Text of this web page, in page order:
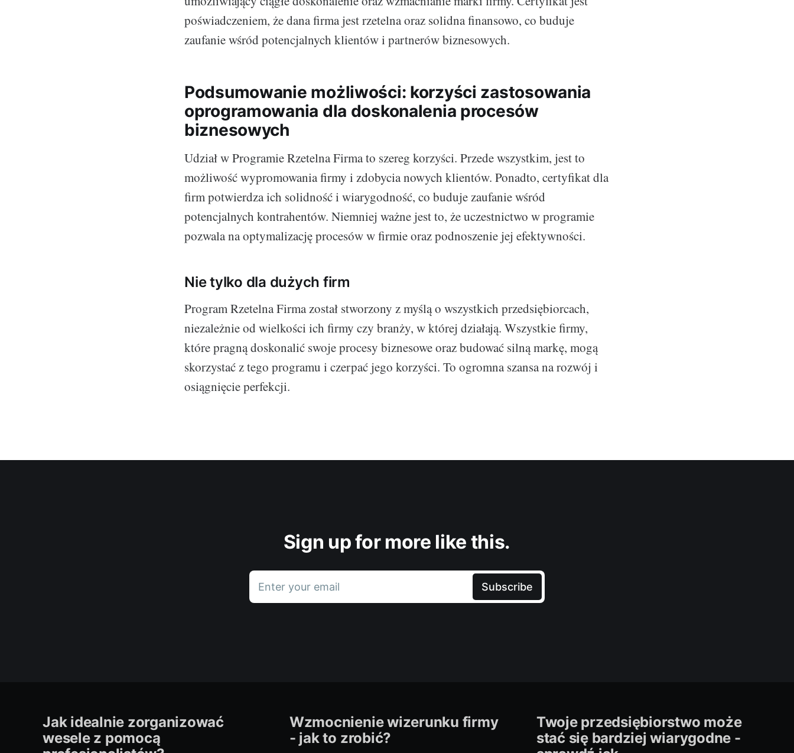
poświadczeniem, że dana firma jest rzetelna oraz solidna finansowo, co buduje
zaufanie wśród potencjalnych klientów i partnerów biznesowych.
Podsumowanie możliwości: korzyści zastosowania
oprogramowania dla doskonalenia procesów
biznesowych
Udział w Programie Rzetelna Firma to szereg korzyści. Przede wszystkim, jest to
możliwość wypromowania firmy i zdobycia nowych klientów. Ponadto, certyfikat dla
firm potwierdza ich solidność i wiarygodność, co buduje zaufanie wśród
potencjalnych kontrahentów. Niemniej ważne jest to, że uczestnictwo w programie
pozwala na optymalizację procesów w firmie oraz podnoszenie jej efektywności.
Nie tylko dla dużych firm
Program Rzetelna Firma został stworzony z myślą o wszystkich przedsiębiorcach,
niezależnie od wielkości ich firmy czy branży, w której działają. Wszystkie firmy,
które pragną doskonalić swoje procesy biznesowe oraz budować silną markę, mogą
skorzystać z tego programu i czerpać jego korzyści. To ogromna szansa na rozwój i
osiągnięcie perfekcji.
Sign up for more like this.
Enter your email Subscribe
Jak idealnie zorganizować
wesele z pomocą
Wzmocnienie wizerunku firmy
- jak to zrobić?
Twoje przedsiębiorstwo może
stać się bardziej wiarygodne -